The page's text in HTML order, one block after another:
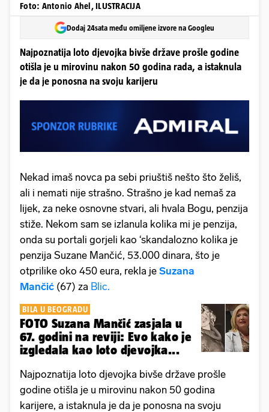
Foto: Antonio Ahel, ILUSTRACIJA
Dodaj 24sata među omiljene izvore na Googleu
Najpoznatija loto djevojka bivše države prošle godine
otišla je u mirovinu nakon 50 godina rada, a istaknula
je da je ponosna na svoju karijeru
Nekad imaš novca pa sebi priuštiš nešto što želiš,
ali i nemati nije strašno. Strašno je kad nemaš za
lijek, za neke osnovne stvari, ali hvala Bogu, penzija
stiže. Nekom sam se izlanula kolika mi je penzija,
onda su portali gorjeli kao ‘skandalozno kolika je
penzija Suzane Mančić, 53.000 dinara, što je
otprilike oko 450 eura, rekla je Suzana
Mančić (67) za Blic.
BILA U BEOGRADU
FOTO Suzana Mančić zasjala u
67. godini na reviji: Evo kako je
izgledala kao loto djevojka...
Najpoznatija loto djevojka bivše države prošle
godine otišla je u mirovinu nakon 50 godina
karijere, a istaknula je da je ponosna na svoju